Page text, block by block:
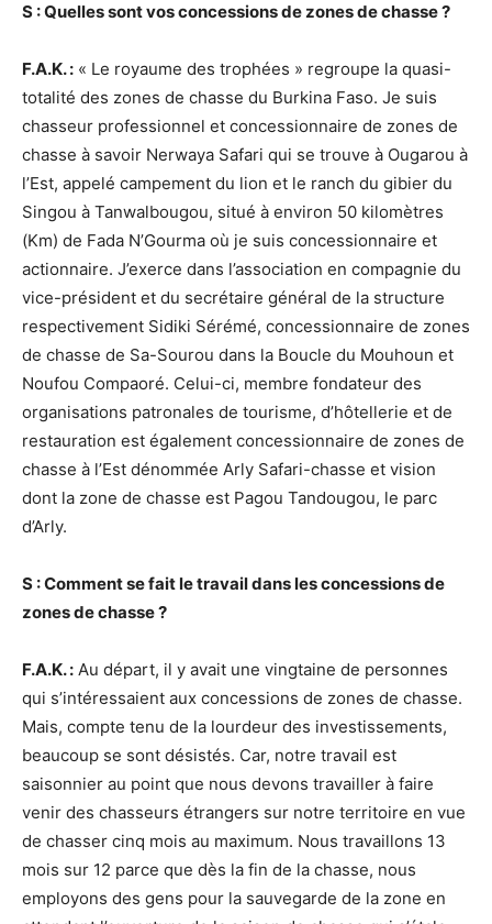
S : Quelles sont vos concessions de zones de chasse ?
F.A.K. : « Le royaume des trophées » regroupe la quasi-
totalité des zones de chasse du Burkina Faso. Je suis
chasseur professionnel et concessionnaire de zones de
chasse à savoir Nerwaya Safari qui se trouve à Ougarou à
l’Est, appelé campement du lion et le ranch du gibier du
Singou à Tanwalbougou, situé à environ 50 kilomètres
(Km) de Fada N’Gourma où je suis concessionnaire et
actionnaire. J’exerce dans l’association en compagnie du
vice-président et du secrétaire général de la structure
respectivement Sidiki Sérémé, concessionnaire de zones
de chasse de Sa-Sourou dans la Boucle du Mouhoun et
Noufou Compaoré. Celui-ci, membre fondateur des
organisations patronales de tourisme, d’hôtellerie et de
restauration est également concessionnaire de zones de
chasse à l’Est dénommée Arly Safari-chasse et vision
dont la zone de chasse est Pagou Tandougou, le parc
d’Arly.
S : Comment se fait le travail dans les concessions de
zones de chasse ?
F.A.K. : Au départ, il y avait une vingtaine de personnes
qui s’intéressaient aux concessions de zones de chasse.
Mais, compte tenu de la lourdeur des investissements,
beaucoup se sont désistés. Car, notre travail est
saisonnier au point que nous devons travailler à faire
venir des chasseurs étrangers sur notre territoire en vue
de chasser cinq mois au maximum. Nous travaillons 13
mois sur 12 parce que dès la fin de la chasse, nous
employons des gens pour la sauvegarde de la zone en